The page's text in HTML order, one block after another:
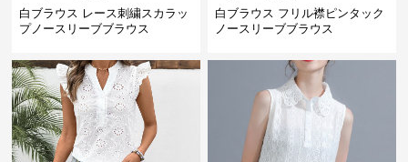
白ブラウス レース刺繍スカラッ
プノースリーブブラウス
白ブラウス フリル襟ピンタック
ノースリーブブラウス